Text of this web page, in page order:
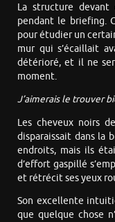
La structure
pendant le briefing.
pour étudier un
mur qui s’écaillait
détérioré, et il ne
moment.
J’aimerais le trouver
Les cheveux noirs
disparaissait dans la
endroits, mais ils
d’effort gaspillé
et rétrécit ses yeux
Son excellente
que quelque chose